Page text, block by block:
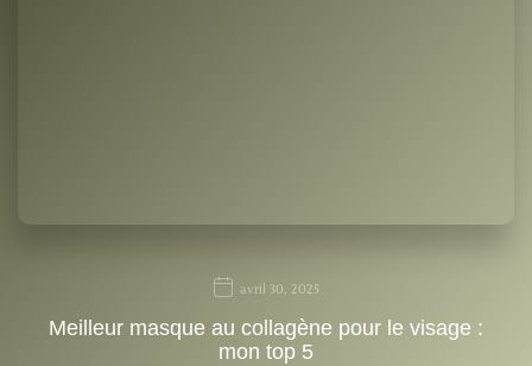
avril 30, 2025
Meilleur masque au collagène pour le visage :
mon top 5